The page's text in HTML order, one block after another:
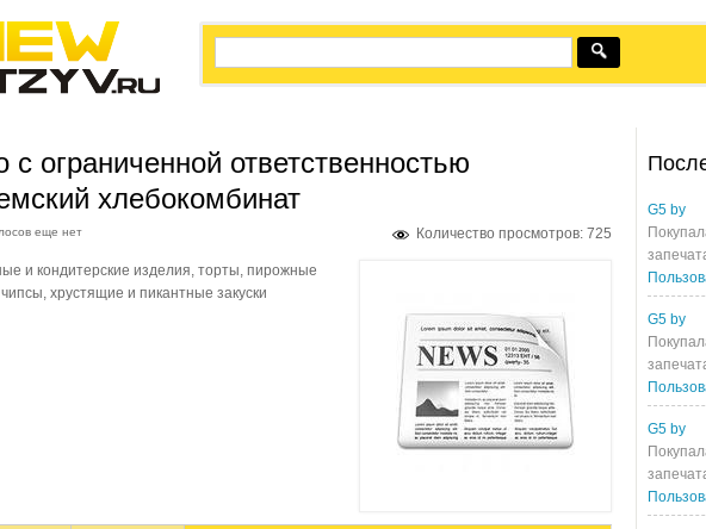
ограниченной ответственностью
хлебокомбинат
Количество просмотров: 725
еще нет
и кондитерские изделия, торты, пирожные
хрустящие и пикантные закуски
G5 by
G5 by
G5 by